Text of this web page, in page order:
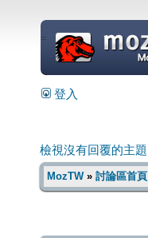
=
登入
檢視沒有回覆的主題
MozTW» 討論區首頁